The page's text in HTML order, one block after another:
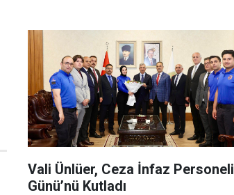
Vali Ünlüer, Ceza İnfaz Personeli
Günü’nü Kutladı